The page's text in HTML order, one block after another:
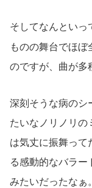
そしてなんといっ
ものの舞台でほ
のですが、曲が多
深刻そうな病のシ
たいなノリノリの
は気丈に振舞って
る感動的なバラー
みたいだったなぁ。